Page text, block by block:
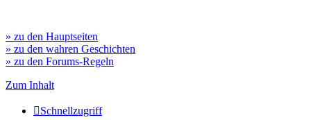
» zu den Hauptseiten
» zu den wahren Geschichten
» zu den Forums-Regeln
Zum Inhalt
Schnellzugriff